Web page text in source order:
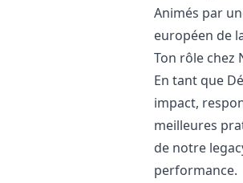
Animés par
européen de
Ton rôle chez
En tant que
impact,
meilleures
de notre
performance.